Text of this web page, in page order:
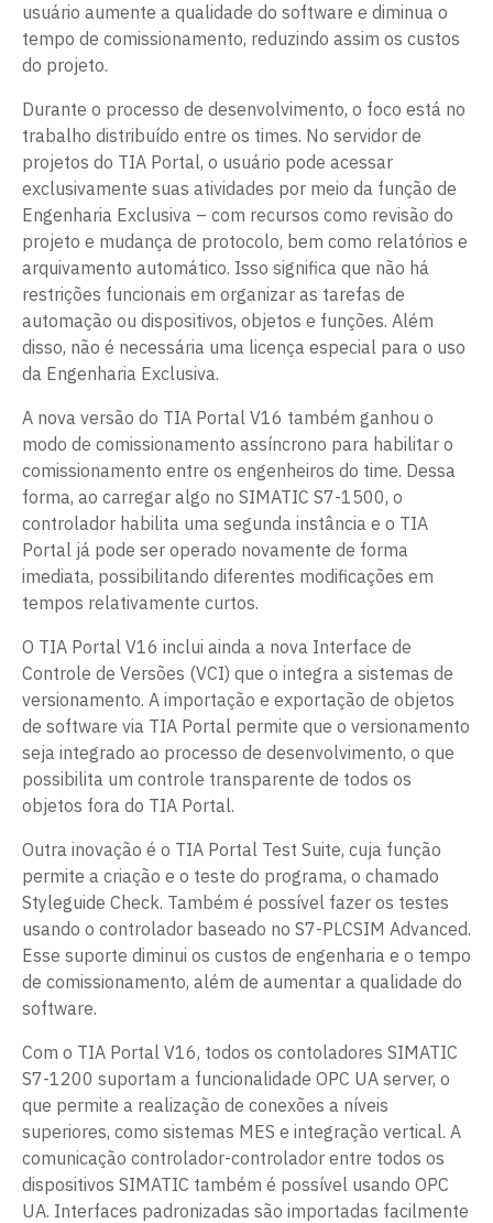
usuário aumente a qualidade do software e diminua o
tempo de comissionamento, reduzindo assim os custos
do projeto.
Durante o processo de desenvolvimento, o foco está no
trabalho distribuído entre os times. No servidor de
projetos do TIA Portal, o usuário pode acessar
exclusivamente suas atividades por meio da função de
Engenharia Exclusiva – com recursos como revisão do
projeto e mudança de protocolo, bem como relatórios e
arquivamento automático. Isso significa que não há
restrições funcionais em organizar as tarefas de
automação ou dispositivos, objetos e funções. Além
disso, não é necessária uma licença especial para o uso
da Engenharia Exclusiva.
A nova versão do TIA Portal V16 também ganhou o
modo de comissionamento assíncrono para habilitar o
comissionamento entre os engenheiros do time. Dessa
forma, ao carregar algo no SIMATIC S7-1500, o
controlador habilita uma segunda instância e o TIA
Portal já pode ser operado novamente de forma
imediata, possibilitando diferentes modificações em
tempos relativamente curtos.
O TIA Portal V16 inclui ainda a nova Interface de
Controle de Versões (VCI) que o integra a sistemas de
versionamento. A importação e exportação de objetos
de software via TIA Portal permite que o versionamento
seja integrado ao processo de desenvolvimento, o que
possibilita um controle transparente de todos os
objetos fora do TIA Portal.
Outra inovação é o TIA Portal Test Suite, cuja função
permite a criação e o teste do programa, o chamado
Styleguide Check. Também é possível fazer os testes
usando o controlador baseado no S7-PLCSIM Advanced.
Esse suporte diminui os custos de engenharia e o tempo
de comissionamento, além de aumentar a qualidade do
software.
Com o TIA Portal V16, todos os contoladores SIMATIC
S7-1200 suportam a funcionalidade OPC UA server, o
que permite a realização de conexões a níveis
superiores, como sistemas MES e integração vertical. A
comunicação controlador-controlador entre todos os
dispositivos SIMATIC também é possível usando OPC
UA. Interfaces padronizadas são importadas facilmente